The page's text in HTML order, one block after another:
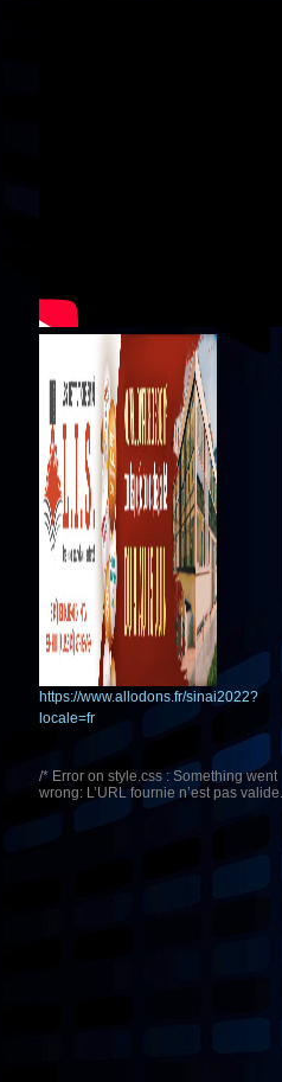
https://www.allodons.fr/sinai2022?
locale=fr
/* Error on style.css : Something went
wrong: L’URL fournie n’est pas